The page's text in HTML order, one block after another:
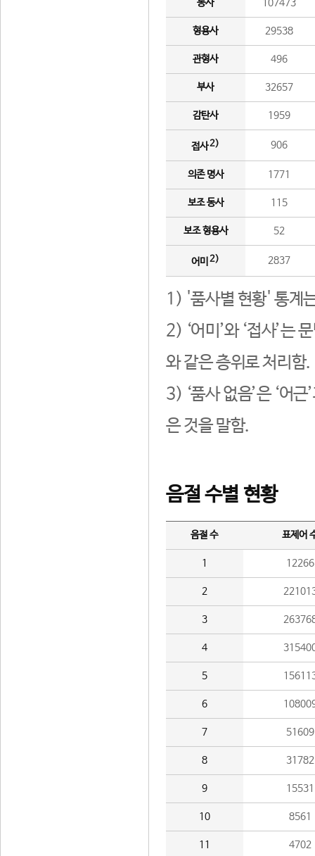
동사 107473
형용사 29538
관형사 496
부사 32657
감탄사 1959
접사2) 906
의존 명사 1771
보조 동사 115
보조 형용사 52
어미 2) 2837
1) '품사별 현황' 통계
2) ‘어미’와 ‘접사’는
와 같은 층위로 처리함.
3) ‘품사 없음’은 ‘어
은 것을 말함.
음절 수별 현황
음절 수 표제어
1 12266
2
3
4
5
6
7 51609
8 31782
9 15531
10 8561
11 4702